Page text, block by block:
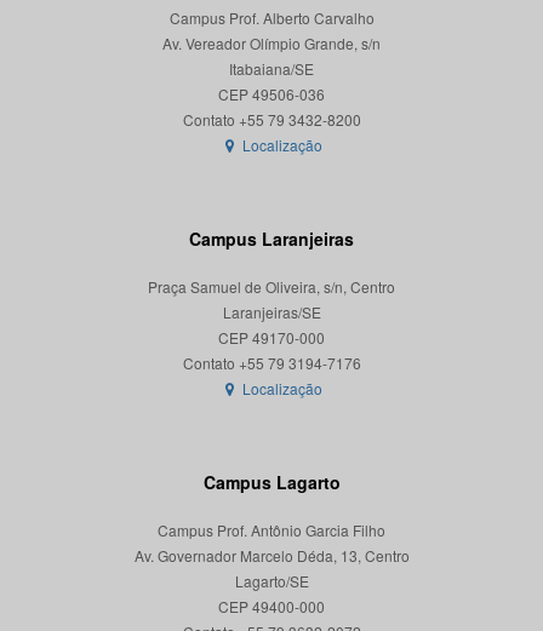
Campus Prof. Alberto Carvalho
Av. Vereador Olímpio Grande, s/n
Itabaiana/SE
CEP 49506-036
Localização
Campus Laranjeiras
Praça Samuel de Oliveira, s/n, Centro
Laranjeiras/SE
CEP 49170-000
Localização
Campus Lagarto
Campus Prof. Antônio Garcia Filho
Av. Governador Marcelo Déda, 13, Centro
Lagarto/SE
CEP 49400-000